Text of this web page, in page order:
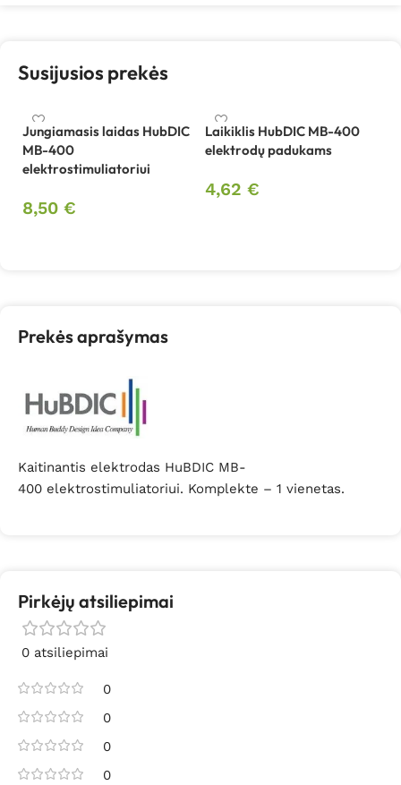
Susijusios prekės
Jungiamasis laidas HubDIC
MB-400
elektrostimuliatoriui
8,50 €
Laikiklis HubDIC MB-400
elektrodų padukams
4,62 €
Prekės aprašymas
Kaitinantis elektrodas HuBDIC MB-
400 elektrostimuliatoriui. Komplekte – 1 vienetas.
Pirkėjų atsiliepimai
0 atsiliepimai
0
0
0
0